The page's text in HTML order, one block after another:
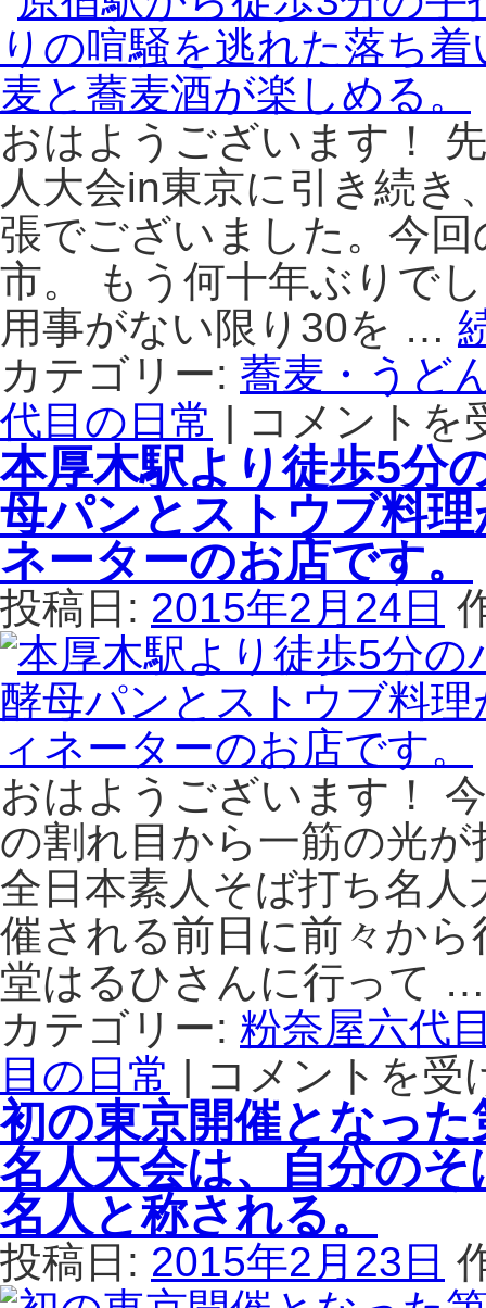
し
そ
ば
と
若
の
地
合
わ
せ
る
と
さ
に
香
る。
は
教
わ
り
蕎
麦
試
食
も
で
き
る
そ
ば
合
の
蕎
麦
打
ち
会
は、
過
去
最
高
の
参
加
で
大
盛
況
し
た。
は
おはようございます！
人大会in東京に引き続き
張でございました。今
市。 もう何十年ぶりで
用事がない限り30を …
カテゴリー: 蕎麦・うど
代目の日常 |
原
宿
駅
か
ら
徒
歩
3
分
の
手
打
ち
そ
ば
野
ら
は、
竹
下
通
り
の
喧
を
逃
れ
落
ち
着
い
た
コメントを
本厚木駅より徒歩5分
母パンとストウブ料
ネーターのお店です。
投稿日: 2015年2月24日
おはようございます！
の割れ目から一筋の光
全日本素人そば打ち名
催される前日に前々か
堂はるひさんに行って
カテゴリー: 粉奈屋六代
目の日常 |
本
厚
木
駅
よ
り
徒
歩
5
分
コメントを受
初の東京開催となっ
名人大会は、自分の
名人と称される。
投稿日: 2015年2月23日